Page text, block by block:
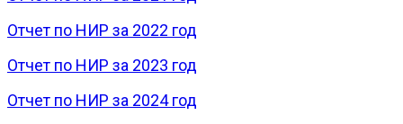
Отчет по НИР за 2022 год
Отчет по НИР за 2023 год
Отчет по НИР за 2024 год